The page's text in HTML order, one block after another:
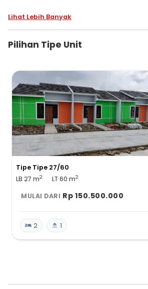
Berlokasi di kawasan bebas banjir dan
terpercaya dengan pengalaman lebih dari
Go Green, Harmoni dan Sinergi
Merupakan Hunian yang memadukan
tengah Lingkungan Hijau Alami yang saling
membentuk Hunian Nyaman bagi Keluarga
Lihat Lebih Banyak
Pilihan Tipe Unit
Tipe Tipe 27/60
LB 27 m2 LT 60 m2
MULAI DARI Rp 150.500.000
2 1